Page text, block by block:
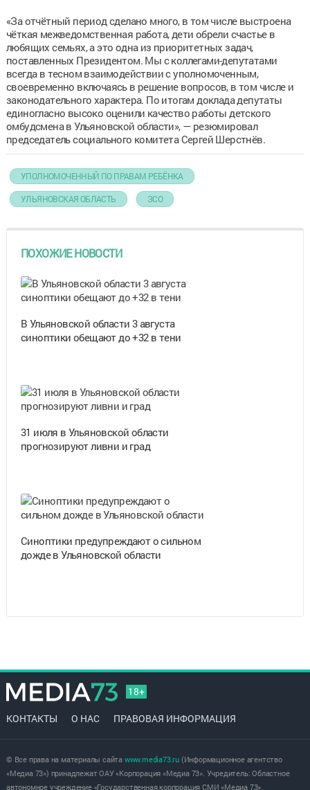
«За отчётный период сделано много, в том числе выстроена
чёткая межведомственная работа, дети обрели счастье в
любящих семьях, а это одна из приоритетных задач,
поставленных Президентом. Мы с коллегами-депутатами
всегда в тесном взаимодействии с уполномоченным,
своевременно включаясь в решение вопросов, в том числе и
законодательного характера. По итогам доклада депутаты
единогласно высоко оценили качество работы детского
омбудсмена в Ульяновской области», — резюмировал
председатель социального комитета Сергей Шерстнёв.
УПОЛНОМОЧЕННЫЙ ПО ПРАВАМ РЕБЁНКА
УЛЬЯНОВСКАЯ ОБЛАСТЬ ЗСО
ПОХОЖИЕ НОВОСТИ
В Ульяновской области 3 августа
синоптики обещают до +32 в тени
31 июля в Ульяновской области
прогнозируют ливни и град
Синоптики предупреждают о сильном
дожде в Ульяновской области
18+
КОНТАКТЫ О НАС ПРАВОВАЯ ИНФОРМАЦИЯ
© Все права на материалы сайта www.media73.ru(Информационное агентство
«Медиа 73») принадлежат ОАУ «Корпорация «Медиа 73». Учредитель: Областное
автономное учреждение «Государственная корпорация СМИ «Медиа 73».